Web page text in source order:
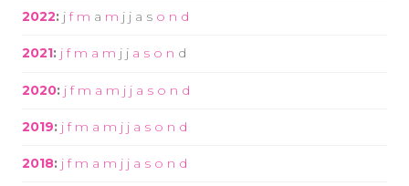
2022: j f m a m j j a s o n d
2021: j f m a m j j a s o n d
2020: j f m a m j j a s o n d
2019: j f m a m j j a s o n d
2018: j f m a m j j a s o n d